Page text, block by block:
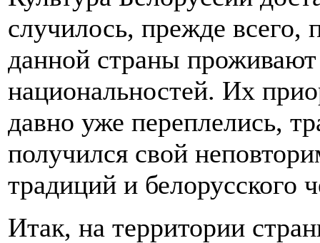
случилось, прежде всего,
данной страны проживают
национальностей. Их
давно уже переплелись,
получился свой
традиций и белорусского
Итак, на территории